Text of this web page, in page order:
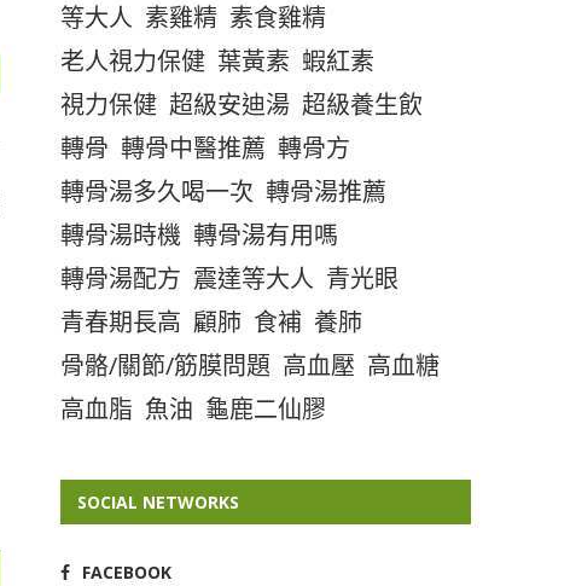
等大人 素雞精 素食雞精
老人視力保健 葉黃素 蝦紅素
視力保健 超級安迪湯 超級養生飲
轉骨 轉骨中醫推薦 轉骨方
轉骨湯多久喝一次 轉骨湯推薦
轉骨湯時機 轉骨湯有用嗎
轉骨湯配方 震達等大人 青光眼
青春期長高 顧肺 食補 養肺
骨骼/關節/筋膜問題 高血壓 高血糖
高血脂 魚油 龜鹿二仙膠
SOCIAL NETWORKS
FACEBOOK